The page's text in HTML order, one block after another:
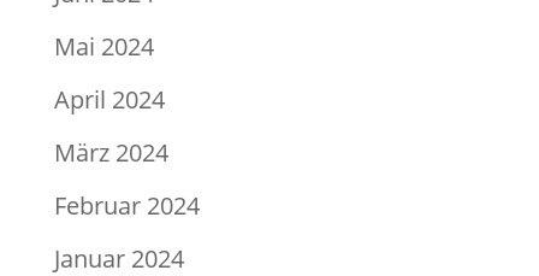
Mai 2024
April 2024
März 2024
Februar 2024
Januar 2024